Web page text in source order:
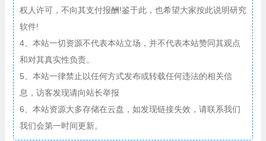
权人许可，不向其支付报酬!鉴于此，也希望大家按此说明研究
软件!
4、本站一切资源不代表本站立场，并不代表本站赞同其观点
和对其真实性负责。
5、本站一律禁止以任何方式发布或转载任何违法的相关信
息，访客发现请向站长举报
6、本站资源大多存储在云盘，如发现链接失效，请联系我们
我们会第一时间更新。